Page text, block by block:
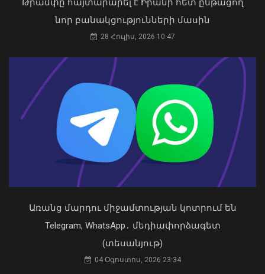
Օգոստոսի 16-ին «Երազ Այգի»-ում
փառատոնը
08 Օգոստոս, 2026 22:41
«Ուժեղ Հայաստան»-ը դեմ է
քվեարկելու ԱԺ նախագահի
պաշտոնում Ռուբեն Ռուբինյանի
03 Օգոստոս, 2026 13:13
Դուք 5 տարի ինձնից փախած եք ման
Թրամփը հայտարարել է Իրանի հետ ընթացող
նոր բանակցությունների մասին
28 Հուլիս, 2026 10:47
Առանց մարդու միջամտության կոտրում են
Telegram, WhatsApp․ մեդիափորձագետ
(տեսանյութ)
04 Օգոստոս, 2026 23:34